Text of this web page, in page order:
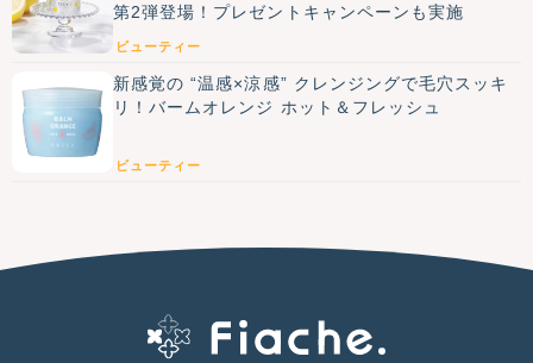
第2弾登場！プレゼントキャンペーンも実施
ビューティー
新感覚の “温感×涼感” クレンジングで毛穴スッキ
リ！バームオレンジ ホット＆フレッシュ
ビューティー